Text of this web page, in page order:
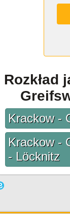
Rozkład
Krackow -
Krackow -
- Löcknitz